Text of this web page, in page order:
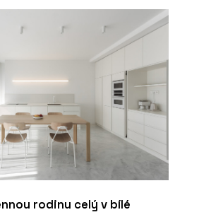
rodinu celý v bílé